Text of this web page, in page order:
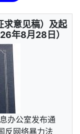
求意见稿）及起
年8月28日）
办公室发布通
反网络暴力法